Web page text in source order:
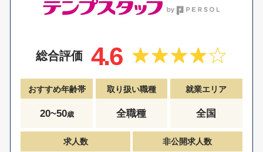
総合評価 4.6
おすすめ年齢帯
20~50歳
取り扱い職種
全職種
就業エリア
全国
求人数 非公開求人数